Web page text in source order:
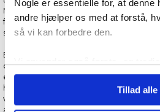
Nogle er essentielle for, at denne
andre hjælper os med at forstå,
så vi kan forbedre den.
marketing formål. Klik på “Tillad
angivet, eller klik på “Tilpas” for
cookies du vil acceptere.
Tillad alle
Mange foretrækker plastic eller
fordi de belaster gulvet mindre og
støbejernsskiver ofte er billigere pr. kilo.
Et komplet vægtskive sæt er ideel til
der gerne vil hurtigt i gang med
eneste ulempe er, at du i de fleste
har mulighed for at tilkøbe ekstra
vælge et tungere sæt, end du har
at arbejde med progression og